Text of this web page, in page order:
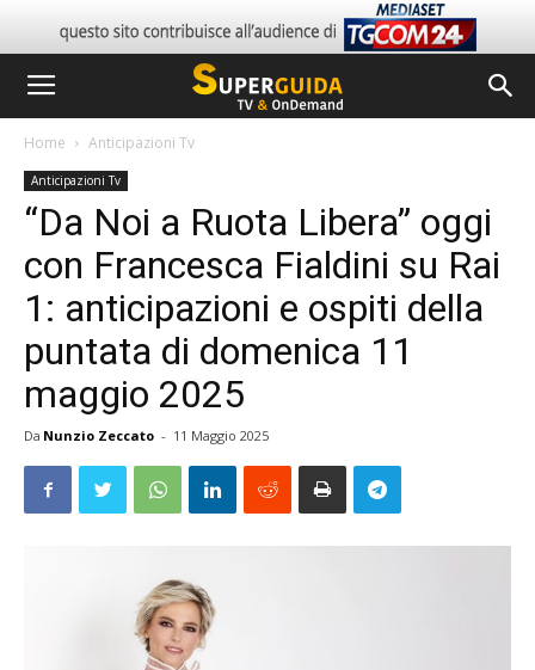
Home Anticipazioni Tv
Anticipazioni Tv
“Da Noi a Ruota Libera” oggi
con Francesca Fialdini su Rai
1: anticipazioni e ospiti della
puntata di domenica 11
maggio 2025
Da Nunzio Zeccato - 11 Maggio 2025